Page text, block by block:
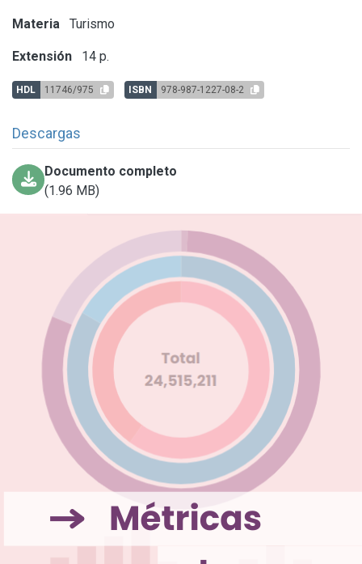
Materia Turismo
Extensión 14 p.
HDL 11746/975 ISBN 978-987-1227-08-2
Descargas
Documento completo
(1.96 MB)